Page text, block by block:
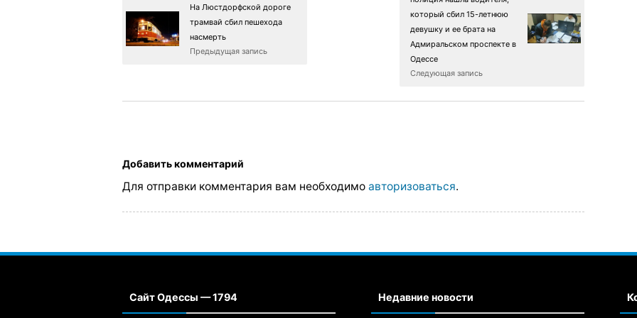
На Люстдорфской дороге
трамвай сбил пешехода
насмерть
Предыдущая запись
который сбил 15-летнюю
девушку и ее брата на
Адмиральском проспекте в
Одессе
Следующая запись
Добавить комментарий
Для отправки комментария вам необходимо авторизоваться.
Сайт Одессы — 1794 Недавние новости